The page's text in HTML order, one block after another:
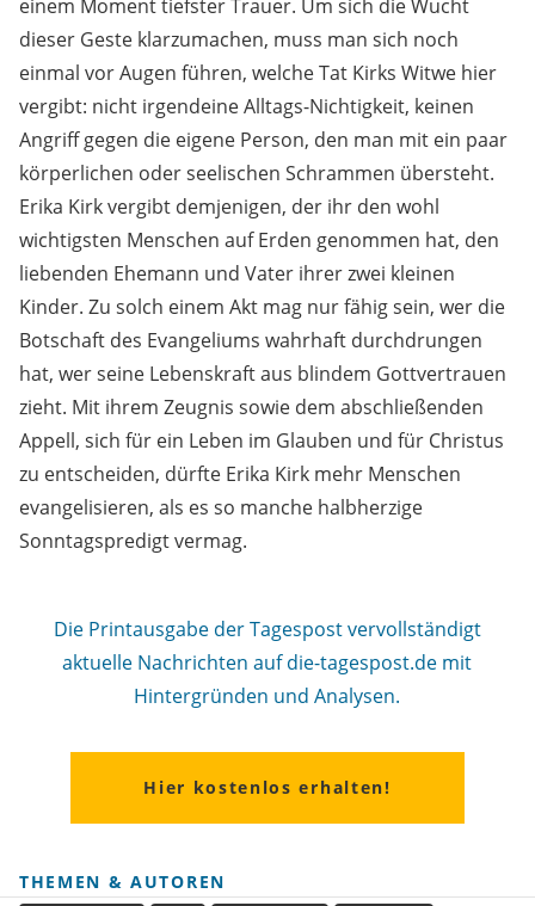
einem Moment tiefster Trauer. Um sich die Wucht
dieser Geste klarzumachen, muss man sich noch
einmal vor Augen führen, welche Tat Kirks Witwe hier
vergibt: nicht irgendeine Alltags-Nichtigkeit, keinen
Angriff gegen die eigene Person, den man mit ein paar
körperlichen oder seelischen Schrammen übersteht.
Erika Kirk vergibt demjenigen, der ihr den wohl
wichtigsten Menschen auf Erden genommen hat, den
liebenden Ehemann und Vater ihrer zwei kleinen
Kinder. Zu solch einem Akt mag nur fähig sein, wer die
Botschaft des Evangeliums wahrhaft durchdrungen
hat, wer seine Lebenskraft aus blindem Gottvertrauen
zieht. Mit ihrem Zeugnis sowie dem abschließenden
Appell, sich für ein Leben im Glauben und für Christus
zu entscheiden, dürfte Erika Kirk mehr Menschen
evangelisieren, als es so manche halbherzige
Sonntagspredigt vermag.
Die Printausgabe der Tagespost vervollständigt
aktuelle Nachrichten auf die-tagespost.de mit
Hintergründen und Analysen.
Hier kostenlos erhalten!
THEMEN & AUTOREN